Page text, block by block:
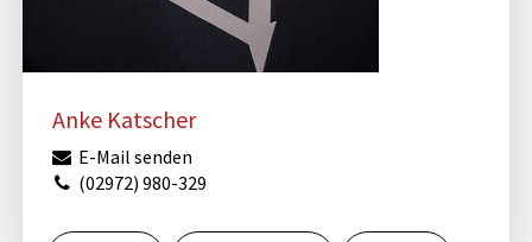
Anke Katscher
E-Mail senden
(02972) 980-329